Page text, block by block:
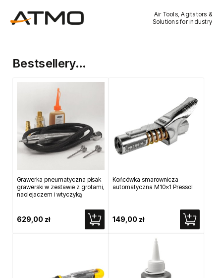
Air Tools, Agitators &
Solutions for industry
Bestsellery...
Grawerka pneumatyczna pisak
grawerski w zestawie z grotami,
naolejaczem i wtyczyką
629,00 zł
Końcówka smarownicza
automatyczna M10x1 Pressol
149,00 zł